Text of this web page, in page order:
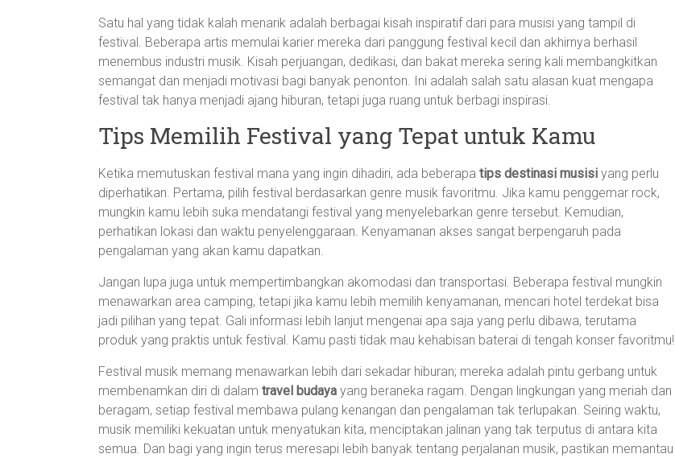
Satu hal yang tidak kalah menarik adalah berbagai kisah inspiratif dari para musisi yang tampil di
festival. Beberapa artis memulai karier mereka dari panggung festival kecil dan akhirnya berhasil
menembus industri musik. Kisah perjuangan, dedikasi, dan bakat mereka sering kali membangkitkan
semangat dan menjadi motivasi bagi banyak penonton. Ini adalah salah satu alasan kuat mengapa
festival tak hanya menjadi ajang hiburan, tetapi juga ruang untuk berbagi inspirasi.
Tips Memilih Festival yang Tepat untuk Kamu
Ketika memutuskan festival mana yang ingin dihadiri, ada beberapa tips destinasi musisi yang perlu
diperhatikan. Pertama, pilih festival berdasarkan genre musik favoritmu. Jika kamu penggemar rock,
mungkin kamu lebih suka mendatangi festival yang menyelebarkan genre tersebut. Kemudian,
perhatikan lokasi dan waktu penyelenggaraan. Kenyamanan akses sangat berpengaruh pada
pengalaman yang akan kamu dapatkan.
Jangan lupa juga untuk mempertimbangkan akomodasi dan transportasi. Beberapa festival mungkin
menawarkan area camping, tetapi jika kamu lebih memilih kenyamanan, mencari hotel terdekat bisa
jadi pilihan yang tepat. Gali informasi lebih lanjut mengenai apa saja yang perlu dibawa, terutama
produk yang praktis untuk festival. Kamu pasti tidak mau kehabisan baterai di tengah konser favoritmu!
Festival musik memang menawarkan lebih dari sekadar hiburan; mereka adalah pintu gerbang untuk
membenamkan diri di dalam travel budaya yang beraneka ragam. Dengan lingkungan yang meriah dan
beragam, setiap festival membawa pulang kenangan dan pengalaman tak terlupakan. Seiring waktu,
musik memiliki kekuatan untuk menyatukan kita, menciptakan jalinan yang tak terputus di antara kita
semua. Dan bagi yang ingin terus meresapi lebih banyak tentang perjalanan musik, pastikan memantau